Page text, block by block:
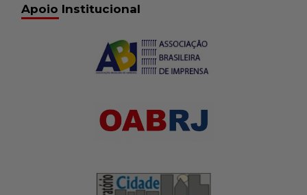
Apoio Institucional